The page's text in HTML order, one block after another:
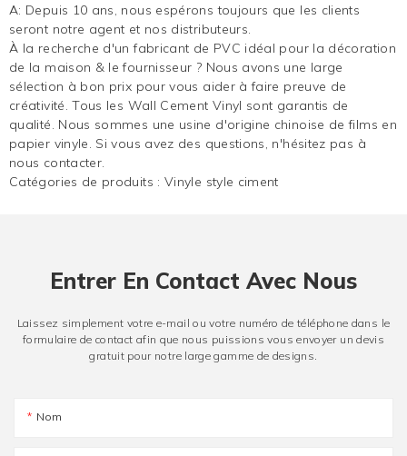
A: Depuis 10 ans, nous espérons toujours que les clients
seront notre agent et nos distributeurs.
À la recherche d'un fabricant de PVC idéal pour la décoration
de la maison & le fournisseur ? Nous avons une large
sélection à bon prix pour vous aider à faire preuve de
créativité. Tous les Wall Cement Vinyl sont garantis de
qualité. Nous sommes une usine d'origine chinoise de films en
papier vinyle. Si vous avez des questions, n'hésitez pas à
nous contacter.
Catégories de produits : Vinyle style ciment
Entrer En Contact Avec Nous
Laissez simplement votre e-mail ou votre numéro de téléphone dans le
formulaire de contact afin que nous puissions vous envoyer un devis
gratuit pour notre large gamme de designs.
Nom